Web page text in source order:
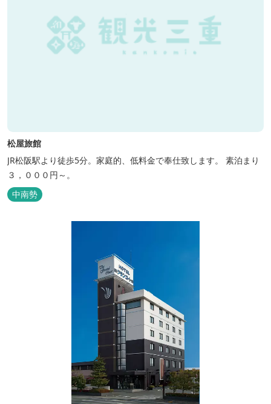
松屋旅館
JR松阪駅より徒歩5分。家庭的、低料金で奉仕致します。 素泊まり
３，０００円～。
中南勢